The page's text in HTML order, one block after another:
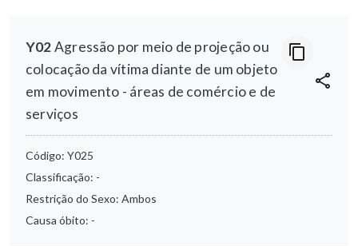
Y02Agressão por meio de projeção ou
colocação da vítima diante de um objeto
em movimento - áreas de comércio e de
serviços
Código: Y025
Classificação: -
Restrição do Sexo: Ambos
Causa óbito: -